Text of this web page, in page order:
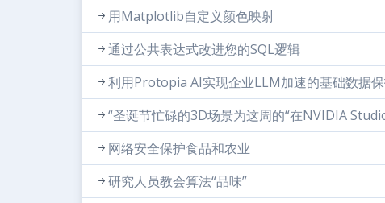
用Matplotlib自定义颜色映射
通过公共表达式改进您的SQL逻辑
利用Protopia AI实现企业LLM加速的基础数据
“圣诞节忙碌的3D场景为这周的“在NVIDIA
网络安全保护食品和农业
研究人员教会算法“品味”